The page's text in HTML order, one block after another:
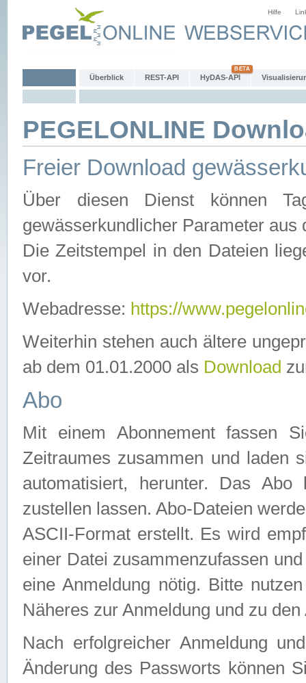
Hilfe
Überblick REST-API HyDAS-API
PEGELONLINE
Freier Download
Über diesen Dienst können
gewässerkundlicher Parameter aus
Die Zeitstempel in den Dateien
vor.
Webadresse: https://
Weiterhin stehen auch ältere
ab dem 01.01.2000 als Download
Abo
Mit einem Abonnement fassen
Zeitraumes zusammen und laden
automatisiert, herunter. Das
zustellen lassen. Abo-Dateien
ASCII-Format erstellt. Es wird
einer Datei zusammenzufassen
eine Anmeldung nötig. Bitte
Näheres zur Anmeldung und zu
Nach erfolgreicher Anmeldung
Änderung des Passworts können